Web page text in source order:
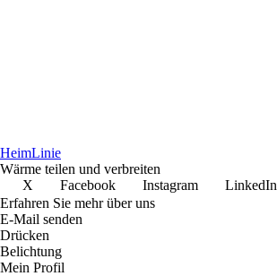
HeimLinie
Wärme teilen und verbreiten
X
Facebook Instagram LinkedIn
Erfahren Sie mehr über uns
E-Mail senden
Drücken
Belichtung
Mein Profil